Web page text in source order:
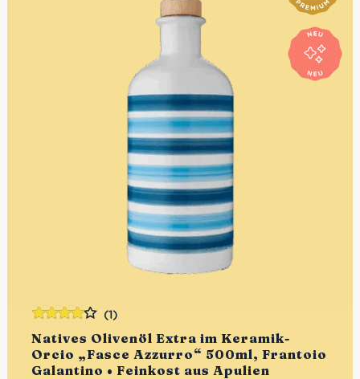
Natives Olivenöl Extra im Keramik-
Orcio „Fasce Azzurro“ 500ml, Frantoio
Galantino • Feinkost aus Apulien
(1)
Bewertet
mit4.00
von 5